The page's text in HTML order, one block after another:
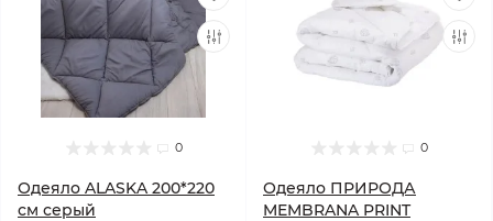
0
Одеяло ALASKA 200*220
см серый
0
Одеяло ПРИРОДА
MEMBRANA PRINT